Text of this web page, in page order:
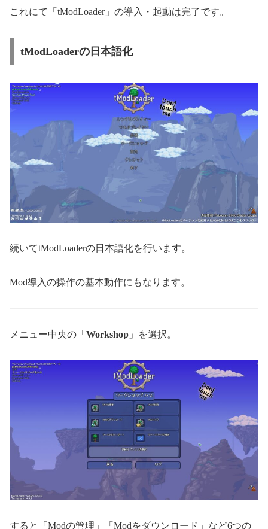
これにて「tModLoader」の導入・起動は完了です。
tModLoaderの日本語化
続いてtModLoaderの日本語化を行います。
Mod導入の操作の基本動作にもなります。
メニュー中央の「 Workshop 」を選択。
すると「Modの管理」「Modをダウンロード」など6つの